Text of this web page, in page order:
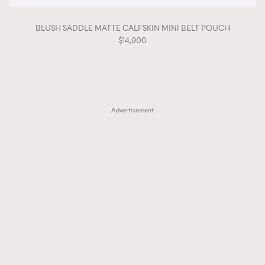
BLUSH SADDLE MATTE CALFSKIN MINI BELT POUCH
$14,900
Advertisement